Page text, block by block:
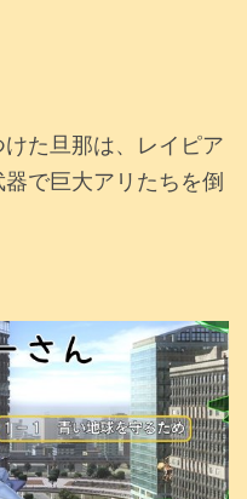
た旦那は、レイピア
で巨大アリたちを倒